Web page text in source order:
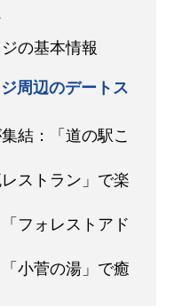
の基本情報
周辺のデートス
結：「道の駅こ
ストラン」で楽
フォレストアド
小菅の湯」で癒